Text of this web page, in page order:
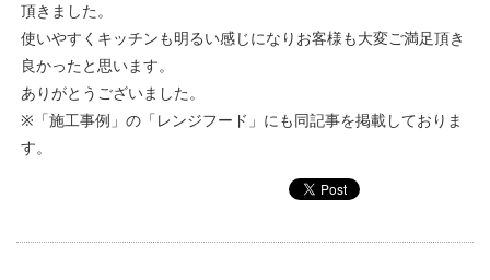
頂きました。
使いやすくキッチンも明るい感じになりお客様も大変ご満足頂き
良かったと思います。
ありがとうございました。
※「施工事例」の「レンジフード」にも同記事を掲載しておりま
す。